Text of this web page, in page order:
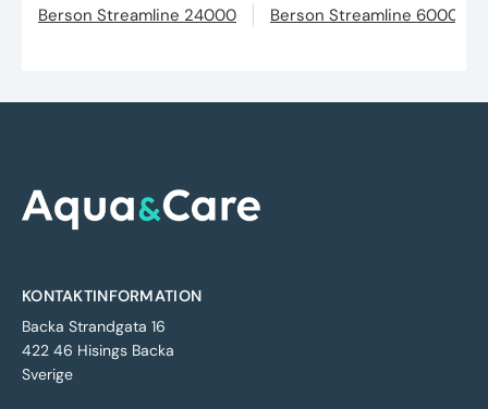
Berson Streamline 24000 Berson Streamline 60000
KONTAKTINFORMATION
Backa Strandgata 16
422 46 Hisings Backa
Sverige